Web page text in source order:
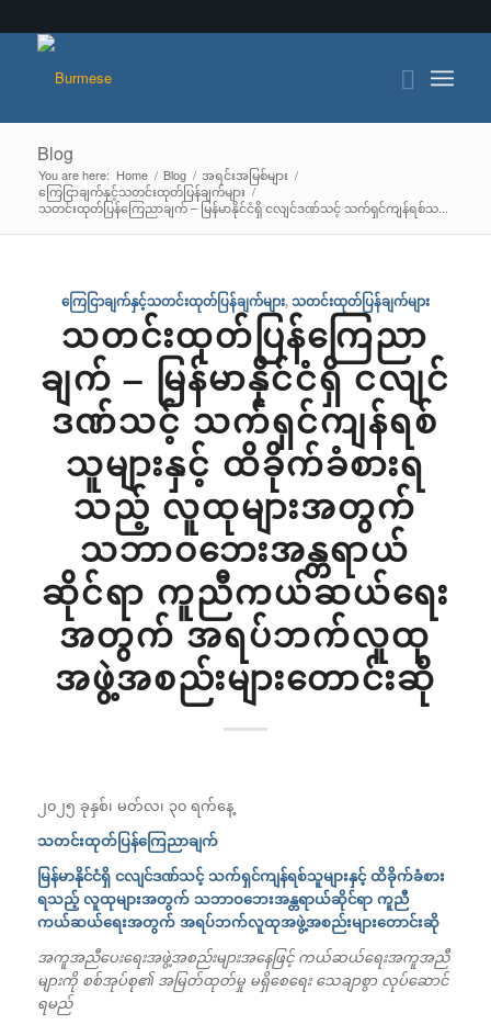
Blog
You are here: Home / Blog / အရင်းအမြစ်များ /
ကြေငြာချက်နှင့်သတင်းထုတ်ပြန်ချက်များ /
သတင်းထုတ်ပြန်ကြေညာချက် – မြန်မာနိုင်ငံရှိ ငလျင်ဒဏ်သင့် သက်ရှင်ကျန်ရစ်သ...
ကြေငြာချက်နှင့်သတင်းထုတ်ပြန်ချက်များ,သတင်းထုတ်ပြန်ချက်များ
သတင်းထုတ်ပြန်ကြေညာ
ချက် – မြန်မာနိုင်ငံရှိ ငလျင်
ဒဏ်သင့် သက်ရှင်ကျန်ရစ်
သူများနှင့် ထိခိုက်ခံစားရ
သည့် လူထုများအတွက်
သဘာဝဘေးအန္တရာယ်
ဆိုင်ရာ ကူညီကယ်ဆယ်ရေး
အတွက် အရပ်ဘက်လူထု
အဖွဲ့အစည်းများတောင်းဆို
၂၀၂၅ ခုနှစ်၊ မတ်လ၊ ၃၀ ရက်နေ့
သတင်းထုတ်ပြန်ကြေညာချက်
မြန်မာနိုင်ငံရှိ ငလျင်ဒဏ်သင့် သက်ရှင်ကျန်ရစ်သူများနှင့် ထိခိုက်ခံစား
ရသည့် လူထုများအတွက် သဘာဝဘေးအန္တရာယ်ဆိုင်ရာ ကူညီ
ကယ်ဆယ်ရေးအတွက် အရပ်ဘက်လူထုအဖွဲ့အစည်းများတောင်းဆို
အကူအညီပေးရေးအဖွဲ့အစည်းများအနေဖြင့် ကယ်ဆယ်ရေးအကူအညီ
များကို စစ်အုပ်စု၏ အမြတ်ထုတ်မှု မရှိစေရေး သေချာစွာ လုပ်ဆောင်
ရမည်